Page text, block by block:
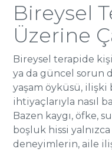
Bireysel
Üzerine
Bireysel terapide
ya da güncel sorun
yaşam öyküsü, ilişki
ihtiyaçlarıyla nasıl
Bazen kaygı, öfke,
boşluk hissi
deneyimlerin, aile